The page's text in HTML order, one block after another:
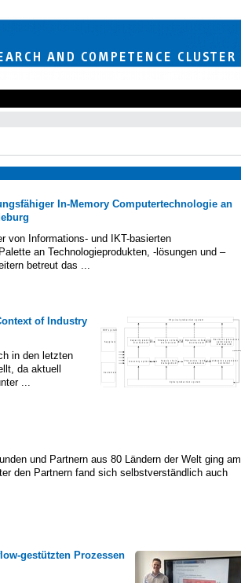
In-Memory Computertechnologie an
von Informations- und IKT-basierten
an Technologieprodukten, -lösungen und –
betreut das ...
of Industry
in den letzten
da aktuell
...
und Partnern aus 80 Ländern der Welt ging am
den Partnern fand sich selbstverständlich auch
gestützten Prozessen